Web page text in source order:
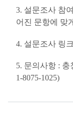
3. 설문조사 참
어진 문항에 맞
4. 설문조사 링
5. 문의사항 : 충
1-8075-1025)